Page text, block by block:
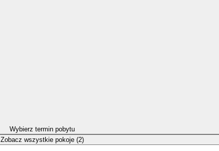
Wybierz termin pobytu
Zobacz wszystkie pokoje (2)